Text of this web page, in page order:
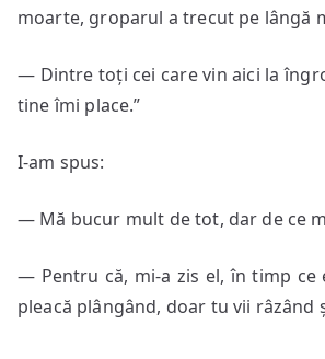
moarte, groparul a trecut pe lângă
— Dintre toți cei care vin aici la
tine îmi place.”
I-am spus:
— Mă bucur mult de tot, dar de ce
— Pentru că, mi-a zis el, în timp ce
pleacă plângând, doar tu vii râzând